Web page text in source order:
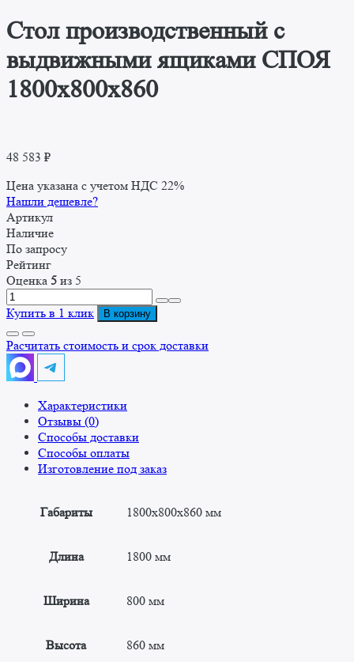
Стол производственный с
выдвижными ящиками СПОЯ
1800x800x860
48 583 ₽
Цена указана с учетом НДС 22%
Нашли дешевле?
Артикул
Наличие
По запросу
Рейтинг
Оценка 5 из 5
Количество
товара
производственный
с
выдвижными
СПОЯ
1800x800x860
Купить в 1 клик В корзину
Расчитать стоимость и срок доставки
Характеристики
Отзывы (0)
Способы доставки
Способы оплаты
Изготовление под заказ
Габариты 1800x800x860 мм
Длина 1800 мм
Ширина 800 мм
Высота 860 мм